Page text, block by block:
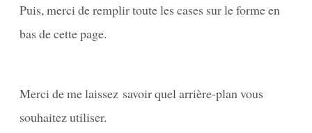
Puis, merci de remplir toute les cases sur le forme en
bas de cette page.
Merci de me laissez savoir quel arrière-plan vous
souhaitez utiliser.